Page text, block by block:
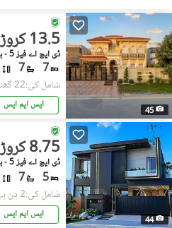
45
13.5 کروڑ
ڈی ایچ اے فیز 5 - بلاک سی, ڈی ایچ اے فیز 5
7
7
شامل کی:22 گھنٹے پہل
ایس ایم ایس
44
8.75 کروڑ
ڈی ایچ اے فیز 5 - بلاک سی, ڈی ایچ اے فیز 5
5
7
شامل کی:2 دن پہل
ایس ایم ایس